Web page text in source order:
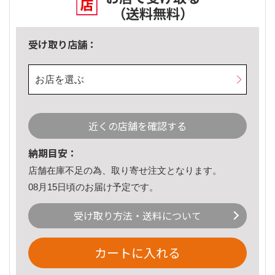
（送料無料）
受け取り店舗：
お店を選ぶ
近くの店舗を確認する
納期目安：
店舗在庫不足の為、取り寄せ注文となります。
08月15日頃のお届け予定です。
受け取り方法・送料について
カートに入れる